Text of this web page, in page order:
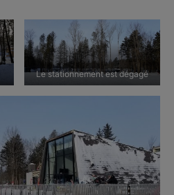
Le stationnement est dégagé